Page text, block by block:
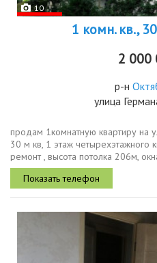
10
1 комн. кв.,
2 000
р-н
улица
продам 1комнатную квартиру на
30 м кв, 1 этаж четырехэтажного
ремонт , высота потолка 206м,
электропроводка в квартире . в
до...